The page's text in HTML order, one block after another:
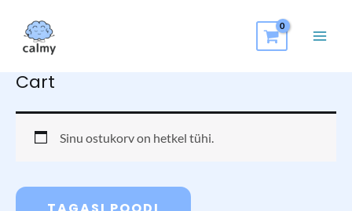
Cart
Sinu ostukorv on hetkel tühi.